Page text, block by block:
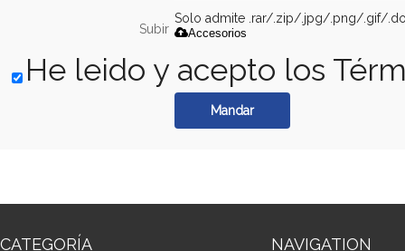
Subir
Solo admite .rar/.zip/.jpg/.png/.gif/
Accesorios
He leido y acepto los
Mandar
CATEGORÍA NAVIGATION